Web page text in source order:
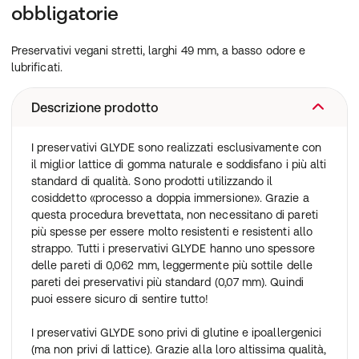
obbligatorie
Preservativi vegani stretti, larghi 49 mm, a basso odore e
lubrificati.
Descrizione prodotto
I preservativi GLYDE sono realizzati esclusivamente con
il miglior lattice di gomma naturale e soddisfano i più alti
standard di qualità. Sono prodotti utilizzando il
cosiddetto «processo a doppia immersione». Grazie a
questa procedura brevettata, non necessitano di pareti
più spesse per essere molto resistenti e resistenti allo
strappo. Tutti i preservativi GLYDE hanno uno spessore
delle pareti di 0,062 mm, leggermente più sottile delle
pareti dei preservativi più standard (0,07 mm). Quindi
puoi essere sicuro di sentire tutto!
I preservativi GLYDE sono privi di glutine e ipoallergenici
(ma non privi di lattice). Grazie alla loro altissima qualità,